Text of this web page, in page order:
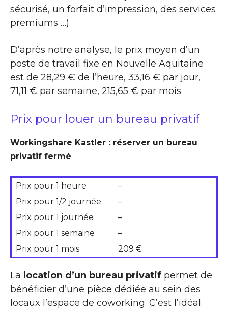
sécurisé, un forfait d’impression, des services
premiums …)
D’après notre analyse, le prix moyen d’un
poste de travail fixe en Nouvelle Aquitaine
est de 28,29 € de l’heure, 33,16 € par jour,
71,11 € par semaine, 215,65 € par mois
Prix pour louer un bureau privatif
Workingshare Kastler : réserver un bureau
privatif fermé
Prix pour 1 heure
–
Prix pour 1/2 journée
–
Prix pour 1 journée
–
Prix pour 1 semaine
–
Prix pour 1 mois
209 €
La location d’un bureau privatif permet de
bénéficier d’une pièce dédiée au sein des
locaux l’espace de coworking. C’est l’idéal